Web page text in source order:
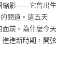
縮影——它曾出生
問道。這五天
前。為什麼今天
進新時期，開弦